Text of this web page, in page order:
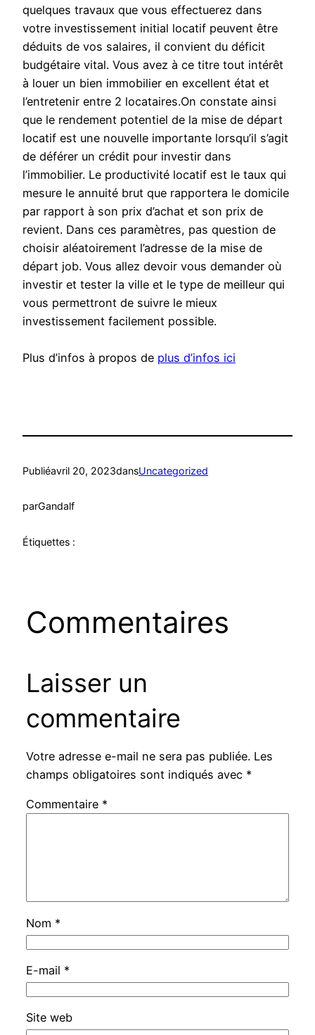
quelques travaux que vous effectuerez dans
votre investissement initial locatif peuvent être
déduits de vos salaires, il convient du déficit
budgétaire vital. Vous avez à ce titre tout intérêt
à louer un bien immobilier en excellent état et
l’entretenir entre 2 locataires.On constate ainsi
que le rendement potentiel de la mise de départ
locatif est une nouvelle importante lorsqu’il s’agit
de déférer un crédit pour investir dans
l’immobilier. Le productivité locatif est le taux qui
mesure le annuité brut que rapportera le domicile
par rapport à son prix d’achat et son prix de
revient. Dans ces paramètres, pas question de
choisir aléatoirement l’adresse de la mise de
départ job. Vous allez devoir vous demander où
investir et tester la ville et le type de meilleur qui
vous permettront de suivre le mieux
investissement facilement possible.
Plus d’infos à propos de plus d’infos ici
Publiéavril 20, 2023dansUncategorized
parGandalf
Étiquettes :
Commentaires
Laisser un
commentaire
Votre adresse e-mail ne sera pas publiée. Les
champs obligatoires sont indiqués avec *
Commentaire *
Nom *
E-mail *
Site web